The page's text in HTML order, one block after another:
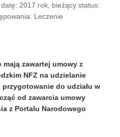
2017 rok, bieżący status:
Leczenie
zawartej umowy z
NFZ na udzielanie
do udziału w
od zawarcia umowy
z Portalu Narodowego